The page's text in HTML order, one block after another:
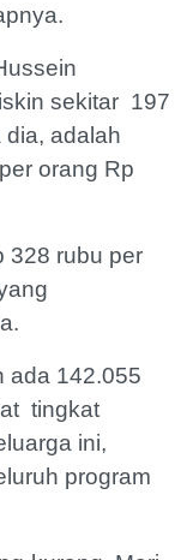
sekitar 197
dia, adalah
orang Rp
328 rubu per
ada 142.055
tingkat
ini,
program